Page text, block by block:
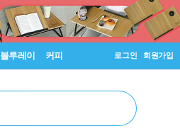
블루레이 커피 로그인 회원가입